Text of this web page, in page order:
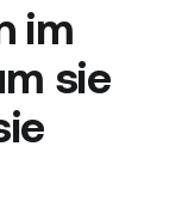
im
sie